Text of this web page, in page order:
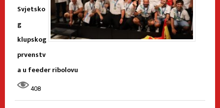
Svjetsko
g
klupskog
prvenstv
a u feeder ribolovu
408